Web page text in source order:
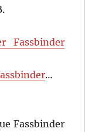
Fassbinder
…
Fassbinder